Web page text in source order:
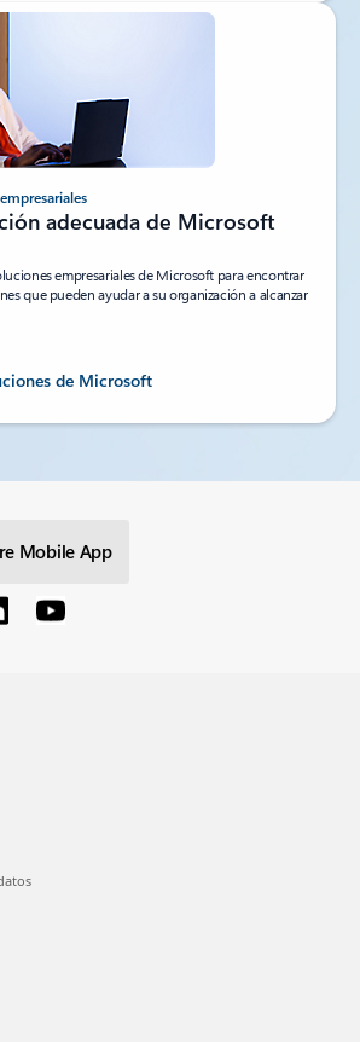
adecuada de Microsoft
empresariales de Microsoft para encontrar
que pueden ayudar a su organización a alcanzar
de Microsoft
Mobile App